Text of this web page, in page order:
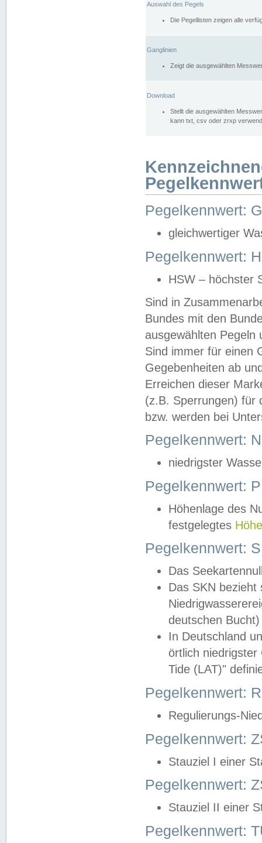
Auswahl des Pegels
Die Pegellisten zeigen alle
Ganglinien
Zeigt die ausgewählten
Download
Stellt die ausgewählten
kann txt, csv oder zrxp
Pegelkennwert:
gleichwertiger
Pegelkennwert:
HSW – höchster
Sind in
Bundes mit den
ausgewählten
Sind immer für einen
Gegebenheiten ab
Erreichen dieser
(z.B. Sperrungen) für
bzw. werden bei
Pegelkennwert:
niedrigster
Pegelkennwert:
Höhenlage des
festgelegtes
Pegelkennwert:
Das
Das SKN
deutschen
In Deutschland
örtlich
Tide (LAT)"
Pegelkennwert:
Regulierungs-
Pegelkennwert:
Stauziel I einer
Pegelkennwert:
Stauziel II einer
Pegelkennwert: